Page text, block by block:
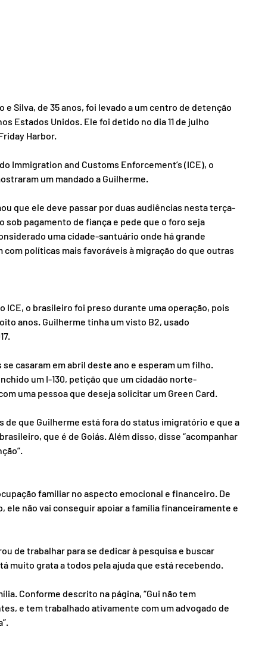
Silva, de 35 anos, foi levado a um centro de detenção
Estados Unidos. Ele foi detido no dia 11 de julho
Harbor.
Immigration and Customs Enforcement’s (ICE), o
um mandado a Guilherme.
que ele deve passar por duas audiências nesta terça-
sob pagamento de fiança e pede que o foro seja
uma cidade-santuário onde há grande
políticas mais favoráveis à migração do que outras
o brasileiro foi preso durante uma operação, pois
anos. Guilherme tinha um visto B2, usado
casaram em abril deste ano e esperam um filho.
um I-130, petição que um cidadão norte-
uma pessoa que deseja solicitar um Green Card.
que Guilherme está fora do status imigratório e que a
que é de Goiás. Além disso, disse “acompanhar
familiar no aspecto emocional e financeiro. De
ele não vai conseguir apoiar a família financeiramente e
de trabalhar para se dedicar à pesquisa e buscar
muito grata a todos pela ajuda que está recebendo.
Conforme descrito na página, “Gui não tem
e tem trabalhado ativamente com um advogado de